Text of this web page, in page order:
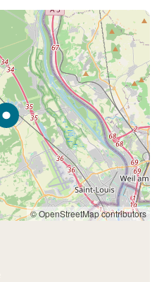
© OpenStreetMap contributors